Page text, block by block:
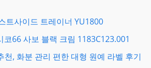
트사이드 트레이너 YU1800
66 사보 블랙 크림 1183C123.001
천, 화분 관리 편한 대형 원예 라벨 후기